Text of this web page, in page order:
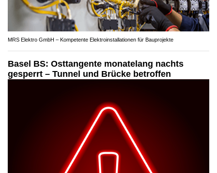
MRS Elektro GmbH – Kompetente Elektroinstallationen für Bauprojekte
Basel BS: Osttangente monatelang nachts
gesperrt – Tunnel und Brücke betroffen